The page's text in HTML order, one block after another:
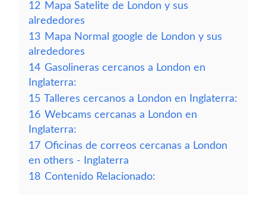
12 Mapa Satelite de London y sus
alrededores
13 Mapa Normal google de London y sus
alrededores
14 Gasolineras cercanos a London en
Inglaterra:
15 Talleres cercanos a London en Inglaterra:
16 Webcams cercanas a London en
Inglaterra:
17 Oficinas de correos cercanas a London
en others - Inglaterra
18 Contenido Relacionado: